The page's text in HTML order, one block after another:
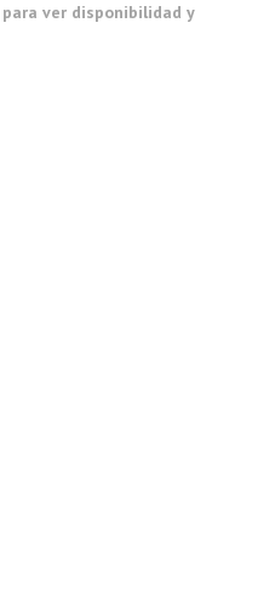
ver disponibilidad y